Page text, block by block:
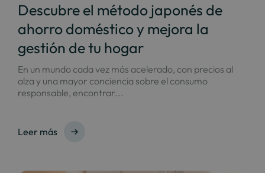
Descubre el método japonés de
ahorro doméstico y mejora la
gestión de tu hogar
En un mundo cada vez más acelerado, con precios al
alza y una mayor conciencia sobre el consumo
responsable, encontrar...
Leer más